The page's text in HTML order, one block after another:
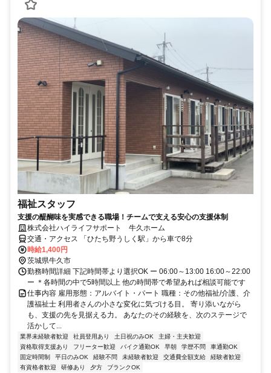
福祉スタッフ
支援の醍醐味を実感できる職場！チームで支える安心の支援体制
株式会社ハイライフサポート 牛久ホーム
交通・アクセス 「ひたち野うしく駅」から車で8分
時給1,400円
茨城県牛久市
勤務時間詳細 下記時間帯より選択OK ー 06:00～13:00 16:00～22:00
ー ＊各時間の中で5時間以上 他の時間帯で希望あれば相談可能です
仕事内容 雇用形態：アルバイト・パート 職種：その他福祉/介護、介
護福祉士 利用者さんの小さな変化に気づける目。 寄り添いながら
も、支援の先を見据える力。 あなたのその経験を、次のステージで
活かして...
業界未経験者歓迎 社員登用あり 土日祝のみOK
主婦・主夫歓迎
資格取得支援あり
フリーター歓迎 バイク通勤OK 早朝 学歴不問
車通勤OK
固定時間制
平日のみOK 経験不問 未経験者歓迎 交通費全額支給
経験者歓迎
有資格者歓迎
研修あり 夕方 ブランクOK